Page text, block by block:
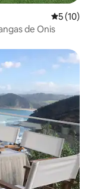
5 (10)
de Onis